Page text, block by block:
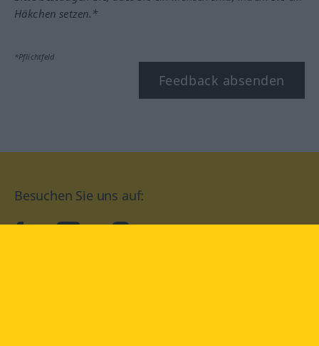
Häkchen setzen.*
*Pflichtfeld
Feedback absenden
Besuchen Sie uns auf: